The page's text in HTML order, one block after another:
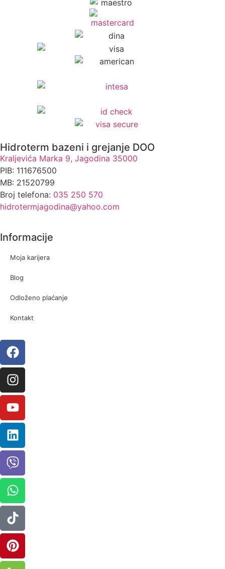
Hidroterm bazeni i grejanje DOO
Kraljevića Marka 9, Jagodina 35000
PIB: 111676500
MB: 21520799
Broj telefona: 035 250 570
hidrotermjagodina@yahoo.com
Informacije
Moja karijera
Blog
Odloženo plaćanje
Kontakt